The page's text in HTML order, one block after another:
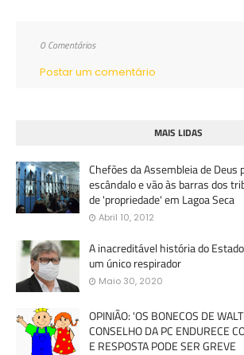
0 Comentários
Postar um comentário
MAIS LIDAS
Chefões da Assembleia de Deus
escândalo e vão às barras dos
de 'propriedade' em Lagoa Seca
Abril 10, 2012
A inacreditável história do
um único respirador
Maio 30, 2020
OPINIÃO: 'OS BONECOS DE
CONSELHO DA PC ENDURECE
E RESPOSTA PODE SER GREVE